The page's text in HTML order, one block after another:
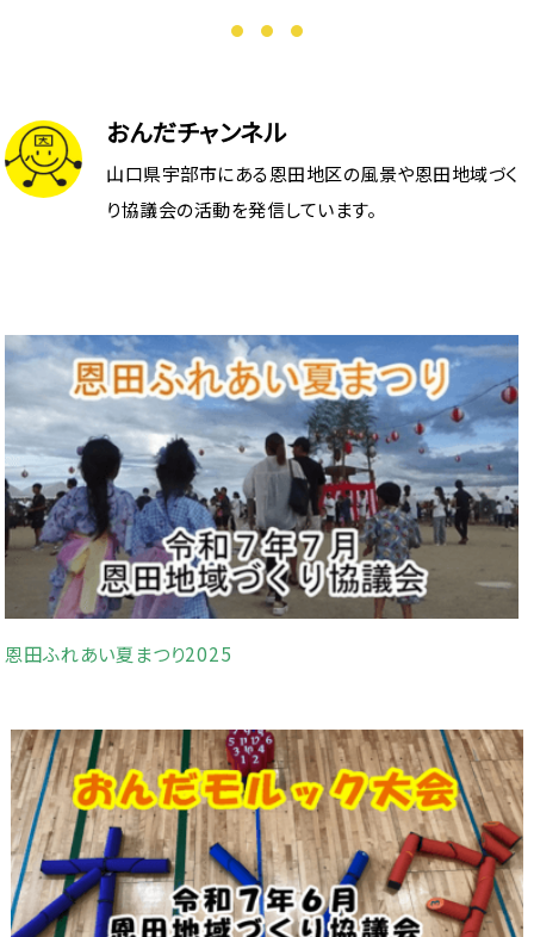
おんだチャンネル
山口県宇部市にある恩田地区の風景や恩田地域づく
り協議会の活動を発信しています。
恩田ふれあい夏まつり2025